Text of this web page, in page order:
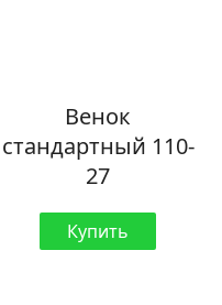
Венок
стандартный 110-
27
Купить